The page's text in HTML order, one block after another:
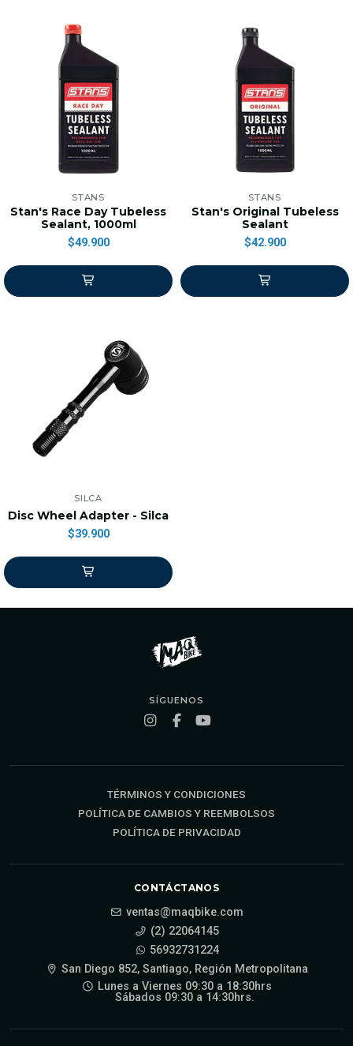
STANS
Stan's Race Day Tubeless
Sealant, 1000ml
$49.900
STANS
Stan's Original Tubeless
Sealant
$42.900
SILCA
Disc Wheel Adapter - Silca
$39.900
SÍGUENOS
TÉRMINOS Y CONDICIONES
POLÍTICA DE CAMBIOS Y REEMBOLSOS
POLÍTICA DE PRIVACIDAD
CONTÁCTANOS
ventas@maqbike.com
(2) 22064145
56932731224
San Diego 852, Santiago, Región Metropolitana
Lunes a Viernes 09:30 a 18:30hrs
Sábados 09:30 a 14:30hrs.